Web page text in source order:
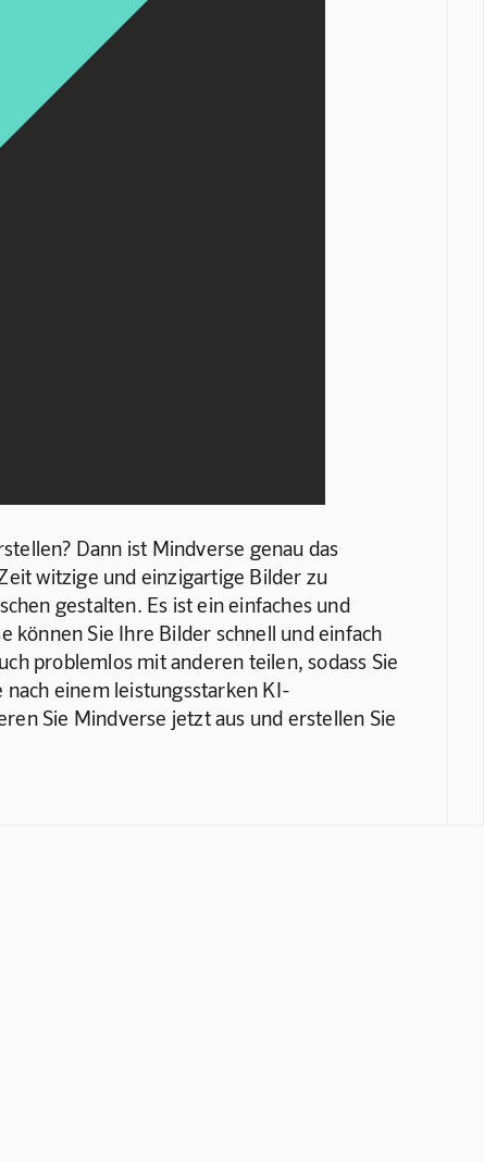
Dann ist Mindverse genau das
witzige und einzigartige Bilder zu
gestalten. Es ist ein einfaches und
können Sie Ihre Bilder schnell und einfach
problemlos mit anderen teilen, sodass Sie
einem leistungsstarken KI-
Sie Mindverse jetzt aus und erstellen Sie